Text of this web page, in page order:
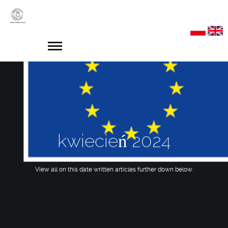
kwiecień 2024
View all on this date written articles further down below.